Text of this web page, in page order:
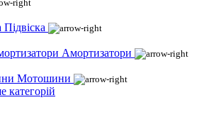
Підвіска
Амортизатори
Мотошини
категорій